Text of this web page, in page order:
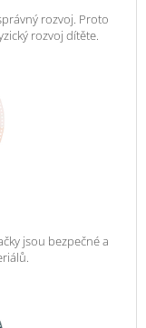
rozvoj. Proto
rozvoj dítěte.
jsou bezpečné a